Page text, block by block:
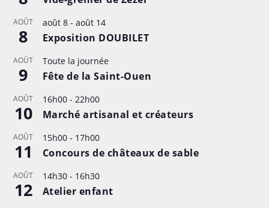
AOÛT
8
août 8- août 14
Exposition DOUBILET
AOÛT
9
Toute la journée
Fête de la Saint-Ouen
AOÛT
10
16h00- 22h00
Marché artisanal et créateurs
AOÛT
11
15h00- 17h00
Concours de châteaux de sable
AOÛT
12
14h30- 16h30
Atelier enfant